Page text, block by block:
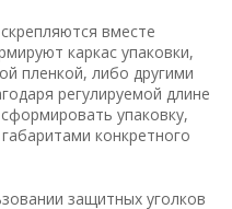
вместе
каркас упаковки,
пленкой, либо другими
регулируемой длине
упаковку,
конкретного
защитных уголков